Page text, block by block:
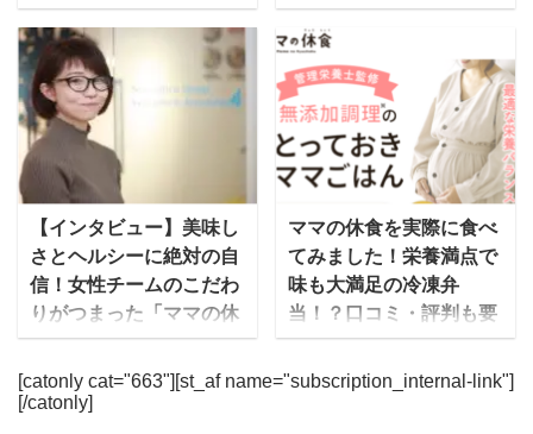
な高級スーパーというイ
メージですね。 その成城
石井が、食品・お弁当ト
レー製造メーカー最大手
のエフピコ社と組んで販
売しているのが「レンジ
アップ惣菜」の「生から
惣菜」シリーズです。 特
殊な高性能プラスチック
容器の中に入ってい ...
ます。 「ロイヤルデリ」
とは？ mealee 今回はイ
ンタビューに応じていた
だきましてありがとうご
ざいます。まずは簡単に
自己紹介をお願いいたし
ます。 ロイヤルホールデ
ィングス株式会社ロイヤ
ルデリ推進部のリンと申
します。現在、ロイヤル
デリのプロダクトブラン
ディングを担 ...
ェック！
GREEN SPOON（グリ
ーンスプーン）は、毎月
定額で自分に必要な野菜
がスムージーやスープと
言った形で自宅に届くサ
ービスです。 ゆいこ多く
のメディアに掲載され、
oggiやSTORY、VERY、
ViViなど人気女性誌に取
り上げられています。 食
学調味料などの食品添加
物を一切使用していない
ュ)は、一流シェフと管理
栄養士によって作られ
た、糖質90%Offの食事メ
ニューを届けてくれるサ
ービスです。 この記事で
はnoshの味に関する口コ
ミやダイエットに使った
人の評判、料金やお得な
購入方法やおすすめのメ
ニューについて紹介しま
美味しいか？まずいか？
【インタビュー】美味し
さとヘルシーに絶対の自
信！女性チームのこだわ
りがつまった「ママの休
食」にかける想いとは
”ステイホーム”が話題と
なった2020年は、新しい
ママの休食を実際に食べ
てみました！栄養満点で
味も大満足の冷凍弁
当！？口コミ・評判も要
チェックです！
ママの休食は管理栄養士
[catonly cat="663"][st_af name="subscription_internal-link"]
[/catonly]